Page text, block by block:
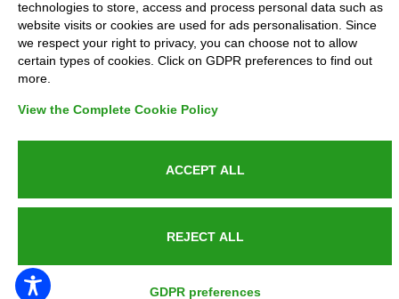
PUBLIC SERVICE ANNOUNCEMENT
Contacts
Azienda certificata UNI EN ISO 9001:2015
P.IVA 05538100727 - C.so Italia n.8 70123, BARI
technologies to store, access and process personal data such as
website visits or cookies are used for ads personalisation. Since
we respect your right to privacy, you can choose not to allow
certain types of cookies. Click on GDPR preferences to find out
more.
View the Complete Cookie Policy
ACCEPT ALL
REJECT ALL
GDPR preferences